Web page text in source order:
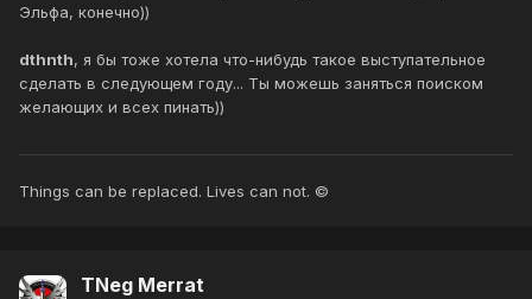
Эльфа, конечно))
dthnth, я бы тоже хотела что-нибудь такое выступательное
сделать в следующем году... Ты можешь заняться поиском
желающих и всех пинать))
Things can be replaced. Lives can not. ©
TNeg Merrat